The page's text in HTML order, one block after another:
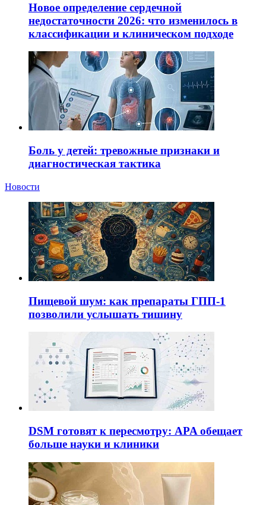
Новое определение сердечной
недостаточности 2026: что изменилось в
классификации и клиническом подходе
Боль у детей: тревожные признаки и
диагностическая тактика
Новости
Пищевой шум: как препараты ГПП-1
позволили услышать тишину
DSM готовят к пересмотру: APA обещает
больше науки и клиники